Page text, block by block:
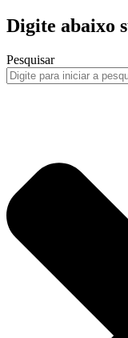
Digite abaixo
Pesquisar